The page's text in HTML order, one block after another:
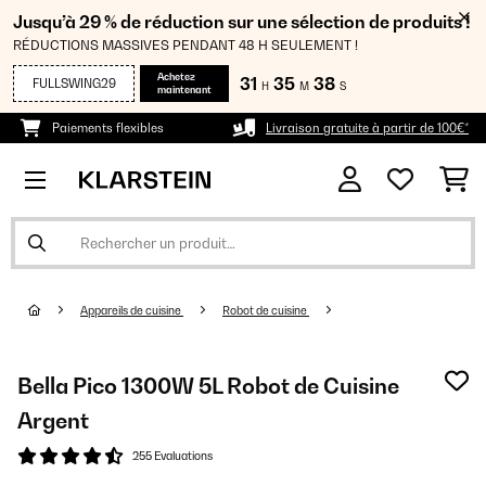
Jusqu’à 29 % de réduction sur une sélection de produits !
RÉDUCTIONS MASSIVES PENDANT 48 H SEULEMENT !
FULLSWING29
Achetez
maintenant
31 H 35 M 37 S
Paiements flexibles Livraison gratuite à partir de 100€*
Appareils de cuisine Robot de cuisine
Bella Pico 1300W 5L Robot de Cuisine
Argent
255 Evaluations